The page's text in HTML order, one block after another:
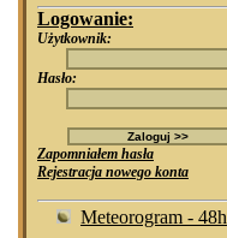
Logowanie:
Użytkownik:
Hasło:
Zapomniałem hasła
Rejestracja nowego konta
Meteorogram - 48h